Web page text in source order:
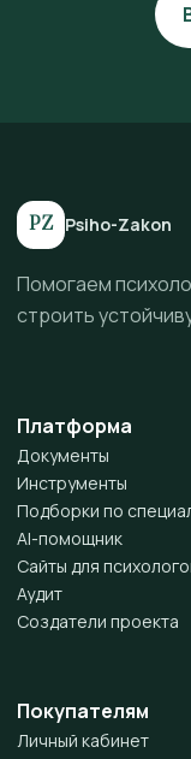
PZ Psiho-Zakon
Помогаем
строить
Платформа
Документы
Инструменты
Подборки по
AI-помощник
Сайты для
Аудит
Создатели проекта
Покупателям
Личный кабинет